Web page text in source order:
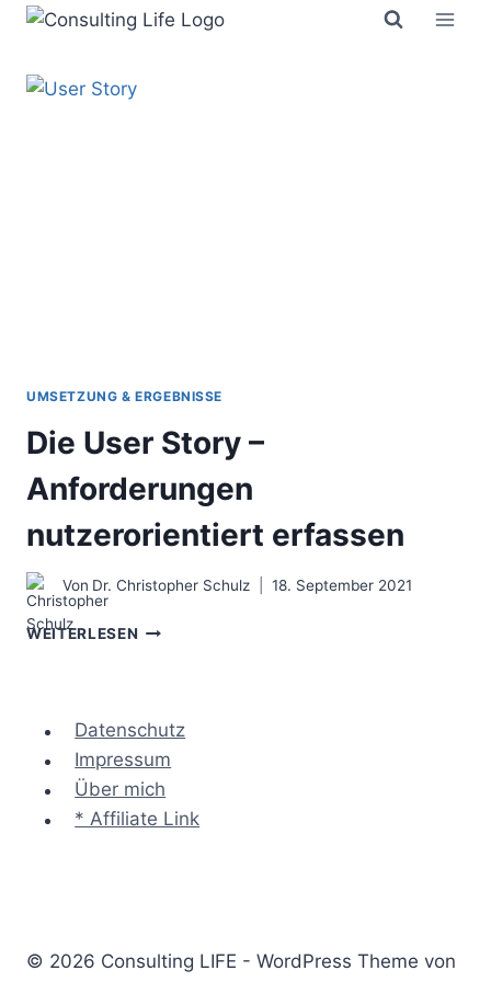
Zum
springen
UMSETZUNG & ERGEBNISSE
Die User Story –
Anforderungen
nutzerorientiert erfassen
Von Dr. Christopher Schulz 18. September 2021
WEITERLESEN DIE
ANFORDERUNGEN
NUTZERORIENTIERT
ERFASSEN
Datenschutz
Impressum
Über mich
* Affiliate Link
© 2026 Consulting LIFE - WordPress Theme von